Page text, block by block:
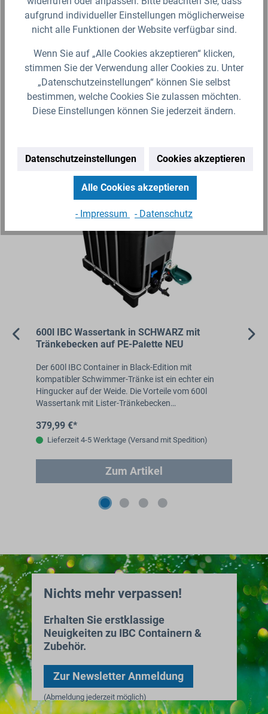
eine&nbsp;robuste, formstabile Leichtpalette im
Palettenmaß 1200 x 800…
Lieferzeit 4-5 Werktage (Versand mit Spedition)
Zum Artikel
Produktgalerie überspringen
Ähnliche Artikel
600l IBC Wassertank in SCHWARZ mit
Tränkebecken auf PE-Palette NEU
Der 600l IBC Container in Black-Edition mit
kompatibler Schwimmer-Tränke ist ein echter ein
Hingucker auf der Weide. Die Vorteile vom 600l
Wassertank mit Lister-Tränkebecken…
379,99 €*
Lieferzeit 4-5 Werktage (Versand mit Spedition)
Zum Artikel
Nichts mehr verpassen!
Erhalten Sie erstklassige
Neuigkeiten zu IBC Containern &
Zubehör.
Zur Newsletter Anmeldung
(Abmeldung jederzeit möglich)
aufgrund individueller Einstellungen möglicherweise
nicht alle Funktionen der Website verfügbar sind.
Wenn Sie auf „Alle Cookies akzeptieren“ klicken,
stimmen Sie der Verwendung aller Cookies zu. Unter
„Datenschutzeinstellungen“ können Sie selbst
bestimmen, welche Cookies Sie zulassen möchten.
Diese Einstellungen können Sie jederzeit ändern.
Datenschutzeinstellungen Cookies akzeptieren
Alle Cookies akzeptieren
- Impressum - Datenschutz